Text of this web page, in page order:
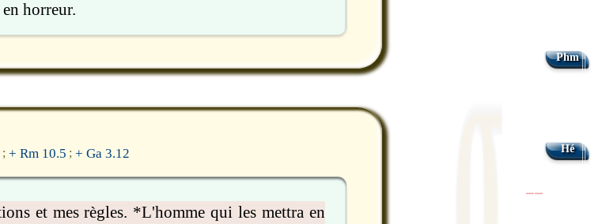
horreur.
; + Rm 10.5 ;+ Ga 3.12
et mes règles. *L'homme qui les mettra en
Phm
Hé